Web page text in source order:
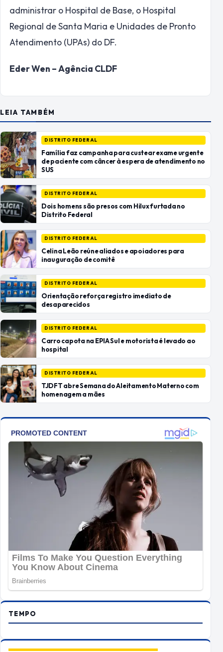
administrar o Hospital de Base, o Hospital
Regional de Santa Maria e Unidades de Pronto
Atendimento (UPAs) do DF.
Eder Wen – Agência CLDF
LEIA TAMBÉM
DISTRITO FEDERAL
Família faz campanha para custear exame urgente
de paciente com câncer à espera de atendimento no
SUS
DISTRITO FEDERAL
Dois homens são presos com Hilux furtada no
Distrito Federal
DISTRITO FEDERAL
Celina Leão reúne aliados e apoiadores para
inauguração de comitê
DISTRITO FEDERAL
Orientação reforça registro imediato de
desaparecidos
DISTRITO FEDERAL
Carro capota na EPIA Sul e motorista é levado ao
hospital
DISTRITO FEDERAL
TJDFT abre Semana do Aleitamento Materno com
homenagem a mães
TEMPO